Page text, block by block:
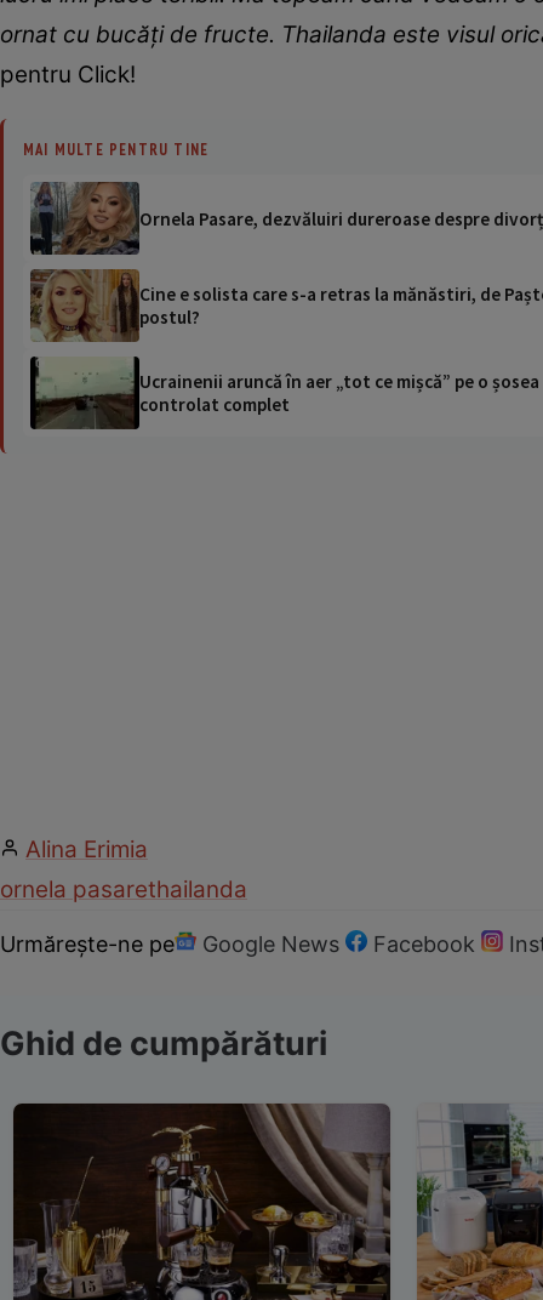
ornat cu bucăți de fructe. Thailanda este visul
pentru Click!
MAI MULTE PENTRU TINE
Ornela Pasare, dezvăluiri dureroase despre
Cine e solista care s-a retras la mănăstiri, de
postul?
Ucrainenii aruncă în aer „tot ce mișcă” pe o
controlat complet
Alina Erimia
ornela pasarethailanda
Urmărește-ne pe Google News Facebook
Ghid de cumpărături